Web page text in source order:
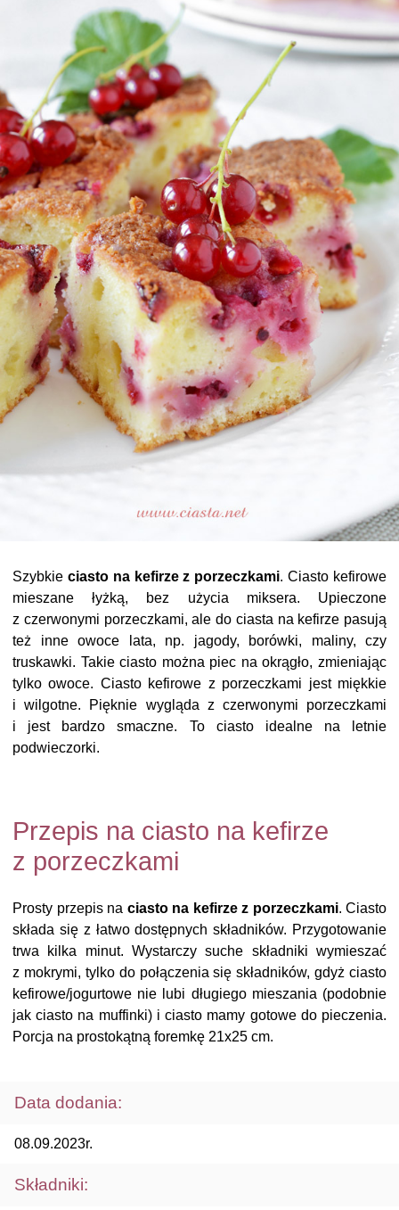
Szybkie ciasto na kefirze z porzeczkami. Ciasto kefirowe
mieszane łyżką, bez użycia miksera. Upieczone
z czerwonymi porzeczkami, ale do ciasta na kefirze pasują
też inne owoce lata, np. jagody, borówki, maliny, czy
truskawki. Takie ciasto można piec na okrągło, zmieniając
tylko owoce. Ciasto kefirowe z porzeczkami jest miękkie
i wilgotne. Pięknie wygląda z czerwonymi porzeczkami
i jest bardzo smaczne. To ciasto idealne na letnie
podwieczorki.
Przepis na ciasto na kefirze
z porzeczkami
Prosty przepis na ciasto na kefirze z porzeczkami. Ciasto
składa się z łatwo dostępnych składników. Przygotowanie
trwa kilka minut. Wystarczy suche składniki wymieszać
z mokrymi, tylko do połączenia się składników, gdyż ciasto
kefirowe/jogurtowe nie lubi długiego mieszania (podobnie
jak ciasto na muffinki) i ciasto mamy gotowe do pieczenia.
Porcja na prostokątną foremkę 21x25 cm.
Data dodania:
08.09.2023r.
Składniki: